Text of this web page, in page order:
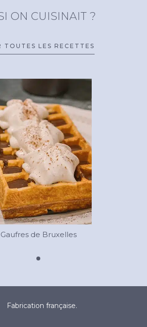
ON CUISINAIT ?
TOUTES LES RECETTES
Gaufres de Bruxelles
Fabrication française.